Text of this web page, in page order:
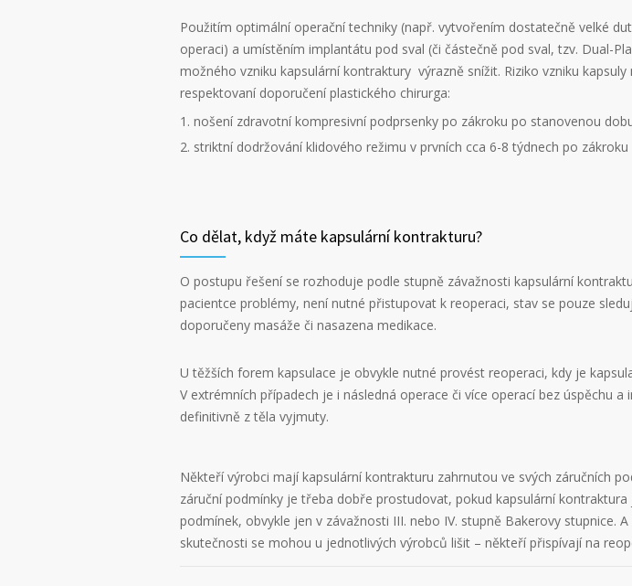
Použitím optimální operační techniky (např. vytvořením dostatečně velké
operaci) a umístěním implantátu pod sval (či částečně pod sval, tzv. Dual-
možného vzniku kapsulární kontraktury výrazně snížit. Riziko vzniku
respektovaní doporučení plastického chirurga:
nošení zdravotní kompresivní podprsenky po zákroku po stanovenou
striktní dodržování klidového režimu v prvních cca 6-8 týdnech po zákroku
Co dělat, když máte kapsulární kontrakturu?
O postupu řešení se rozhoduje podle stupně závažnosti kapsulární
pacientce problémy, není nutné přistupovat k reoperaci, stav se pouze
doporučeny masáže či nasazena medikace.
U těžších forem kapsulace je obvykle nutné provést reoperaci, kdy je
V extrémních případech je i následná operace či více operací bez úspěchu a
definitivně z těla vyjmuty.
Někteří výrobci mají kapsulární kontrakturu zahrnutou ve svých záručních
záruční podmínky je třeba dobře prostudovat, pokud kapsulární
podmínek, obvykle jen v závažnosti III. nebo IV. stupně Bakerovy stupnice.
skutečnosti se mohou u jednotlivých výrobců lišit – někteří přispívají na